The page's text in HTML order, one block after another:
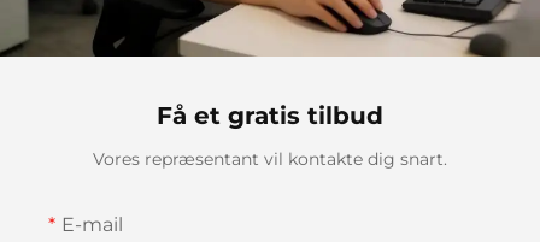
Få et gratis tilbud
Vores repræsentant vil kontakte dig snart.
E-mail